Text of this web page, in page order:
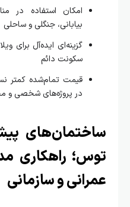
امکان استفاده در مناطق
بیابانی، جنگلی و ساحلی
گزینه‌ای ایده‌آل برای ویلا، خانه
سکونت دائم
قیمت تمام‌شده کمتر نسبت به
در پروژه‌های شخصی و محدود
راهکاری مدرن
و سازمانی